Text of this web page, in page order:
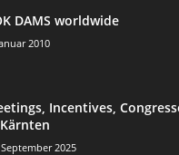
DAMS worldwide
2010
Incentives,
2025